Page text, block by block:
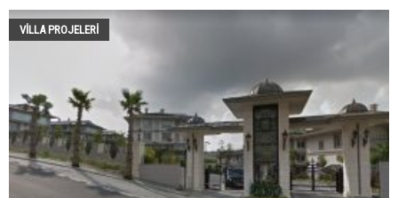
VILLA PROJELERI